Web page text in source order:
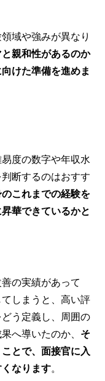
域や強みが異なり
親和性があるのか
けた準備を進めま
度の数字や年収水
断するのはおすす
のこれまでの経験を
華できているかと
の実績があって
しまうと、高い評
う定義し、周囲の
へ導いたのか、 そ
とで、面接官に入
なります。